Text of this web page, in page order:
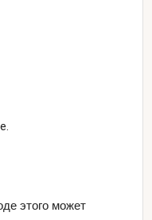
этого может